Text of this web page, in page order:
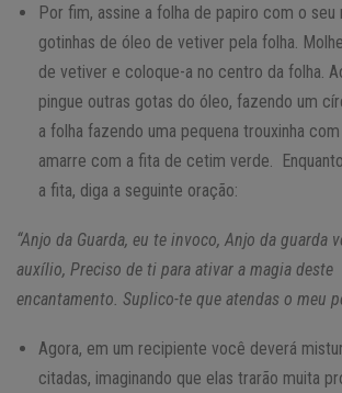
Por fim, assine a folha de papiro com o seu
gotinhas de óleo de vetiver pela folha.
de vetiver e coloque-a no centro da folha.
pingue outras gotas do óleo, fazendo um
a folha fazendo uma pequena trouxinha
amarre com a fita de cetim verde.
a fita, diga a seguinte oração:
“Anjo da Guarda, eu te invoco, Anjo da guarda
auxílio, Preciso de ti para ativar a magia deste
encantamento. Suplico-te que atendas o meu
Agora, em um recipiente você deverá
citadas, imaginando que elas trarão muita